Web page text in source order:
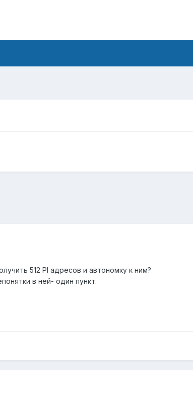
512 PI адресов и автономку к ним?
в ней- один пункт.